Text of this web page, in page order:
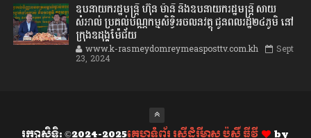
ឧបនាយករដ្ឋមន្ដ្រី ហ៊ុន ម៉ានី និងឧបនាយករដ្ឋមន្ដ្រី សាយ
សំអាល់ ប្រគល់បណ្ណកម្មសិទ្ធិអចលនវត្ថុ ជូនពលរដ្ឋ២៤ភូមិ នៅ
ក្រុងឧដុង្គម៉ែជ័យ
www.k-rasmeydomreymeasposttv.com.kh Sept
23, 2024
រក្សាសិទ្ធិ: ©2024-2025គេហទំព័រ រស្មីដំរីមាស ប៉ុស្តិ៍ ធីវី by